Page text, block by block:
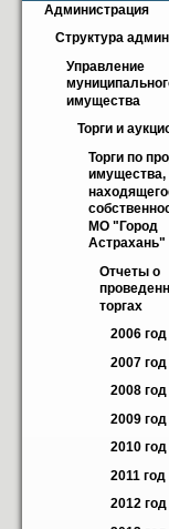
Администрация
Структура
Управление
имущества
Торги и
Торги по
имущества,
МО "Город
Астрахань"
Отчеты о
торгах
2006 год
2007 год
2008 год
2009 год
2010 год
2011 год
2012 год